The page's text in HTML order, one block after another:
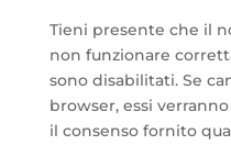
Tieni presente che il
non funzionare
sono disabilitati. Se
browser, essi
il consenso fornito